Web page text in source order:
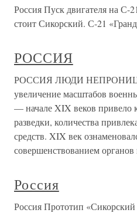
Россия Пуск двигателя на С-
стоит Сикорский. С-21
РОССИЯ
РОССИЯ ЛЮДИ
увеличение масштабов
— начале XIX веков привело
разведки, количества
средств. XIX век
совершенствованием органов
Россия
Россия Прототип